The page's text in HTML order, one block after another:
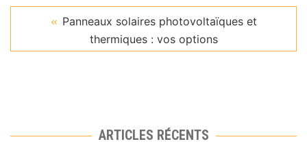
Panneaux solaires photovoltaïques et
thermiques : vos options
ARTICLES RÉCENTS